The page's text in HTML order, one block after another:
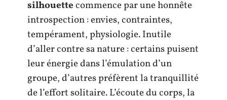
silhouettecommence par une honnête
introspection : envies, contraintes,
tempérament, physiologie. Inutile
d’aller contre sa nature : certains puisent
leur énergie dans l’émulation d’un
groupe, d’autres préfèrent la tranquillité
de l’effort solitaire. L’écoute du corps, la